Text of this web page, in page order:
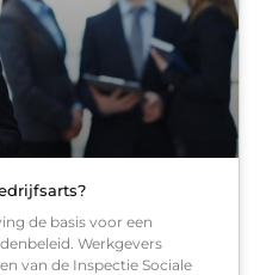
de basis voor een
Werkgevers
van de Inspectie Sociale